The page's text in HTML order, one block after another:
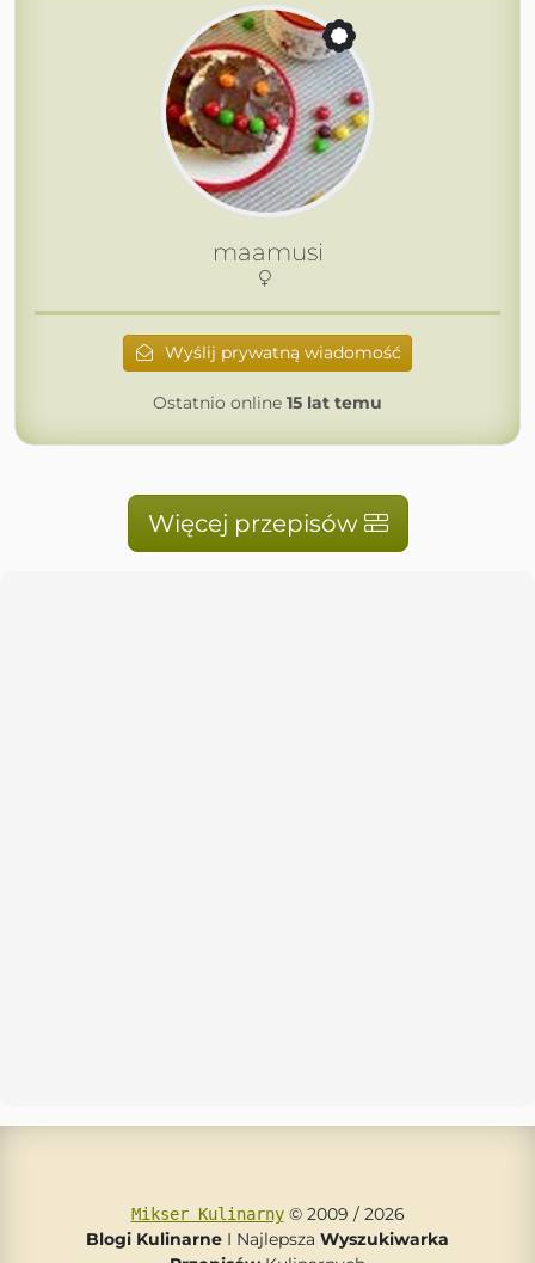
maamusi
Wyślij prywatną wiadomość
Ostatnio online 15 lat temu
Więcej przepisów
Mikser Kulinarny© 2009 / 2026
Blogi Kulinarne I Najlepsza Wyszukiwarka